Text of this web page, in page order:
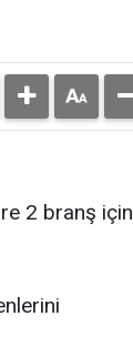
2 branş için